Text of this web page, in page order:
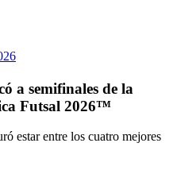
a semifinales de la
Futsal 2026™
estar entre los cuatro mejores